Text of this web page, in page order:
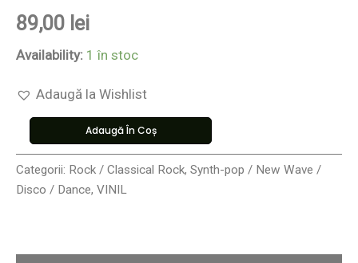
89,00 lei
Availability: 1 în stoc
Adaugă la Wishlist
Adaugă În Coș
Categorii: Rock / Classical Rock, Synth-pop / New Wave /
Disco / Dance, VINIL